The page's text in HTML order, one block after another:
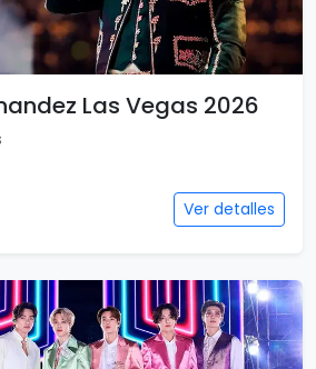
Las Vegas 2026
Ver detalles